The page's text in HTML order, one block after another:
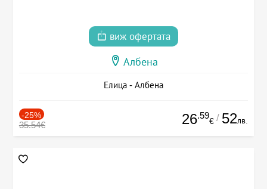
виж офертата
Албена
Елица - Албена
-25%
35.54€ 26.59
€ / 52лв.